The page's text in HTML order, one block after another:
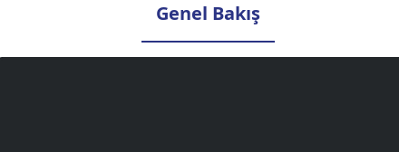
Genel Bakış